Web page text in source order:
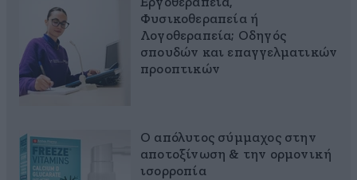
Εργοθεραπεία,
Φυσικοθεραπεία ή
Λογοθεραπεία; Οδηγός
σπουδών και επαγγελματικών
προοπτικών
Ο απόλυτος σύμμαχος στην
αποτοξίνωση & την ορμονική
ισορροπία